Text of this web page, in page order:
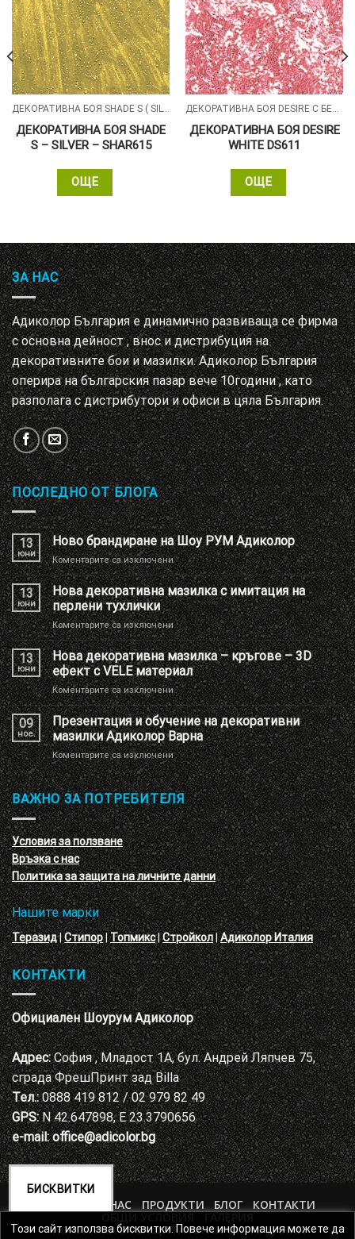
ДЕКОРАТИВНА БОЯ SHADE
S – SILVER – SHAR615
ОЩЕ
ДЕКОРАТИВНА БОЯ DESIRE С БЕЛИ СИЛИКОНОВИ ЧАСТИЦИ
ДЕКОРАТИВНА БОЯ DESIRE
WHITE DS611
ОЩЕ
ЗА НАС
Адиколор България е динамично развиваща се фирма
с основна дейност , внос и дистрибуция на
декоративните бои и мазилки. Адиколор България
оперира на българския пазар вече 10години , като
разполага с дистрибутори и офиси в цяла България.
ПОСЛЕДНО ОТ БЛОГА
13
юни
Ново брандиране на Шоу РУМ Адиколор
Коментарите са изключениза
Ново
брандиране
на
Шоу
РУМ
Адиколор
13
юни
Нова декоративна мазилка с имитация на
перлени тухлички
Коментарите са изключениза
Нова
декоративна
мазилка
с
имитация
на
перлени
тухлички
13
юни
Нова декоративна мазилка – кръгове – 3D
ефект с VELE материал
Коментарите са изключениза
Нова
декоративна
мазилка
–
кръгове
–
3D
ефект
с
VELE
материал
09
ное.
Презентация и обучение на декоративни
мазилки Адиколор Варна
Коментарите са изключениза
Презентация
и
обучение
на
декоративни
мазилки
Адиколор
Варна
ВАЖНО ЗА ПОТРЕБИТЕЛЯ
Условия за ползване
Връзка с нас
Политика за защита на личните данни
Нашите марки
Теразид|Стипор|Топмикс|Стройкол|Адиколор Италия
КОНТАКТИ
Официален Шоурум Адиколор
Адрес:София , Младост 1А, бул. Андрей Ляпчев 75,
сграда ФрешПринт зад Billa
Тел.:0888 419 812 / 02 979 82 49
GPS:N 42.647898, E 23.3790656
e-mail: office@adicolor.bg
ЗА НАС ПРОДУКТИ БЛОГ
КОНТАКТИ
ПОЛИТИКА ЗА ЗАЩИТА НА ЛИЧНИТЕ ДАННИ
БИСКВИТКИ
Този сайт използва бисквитки. Повече информация можете да